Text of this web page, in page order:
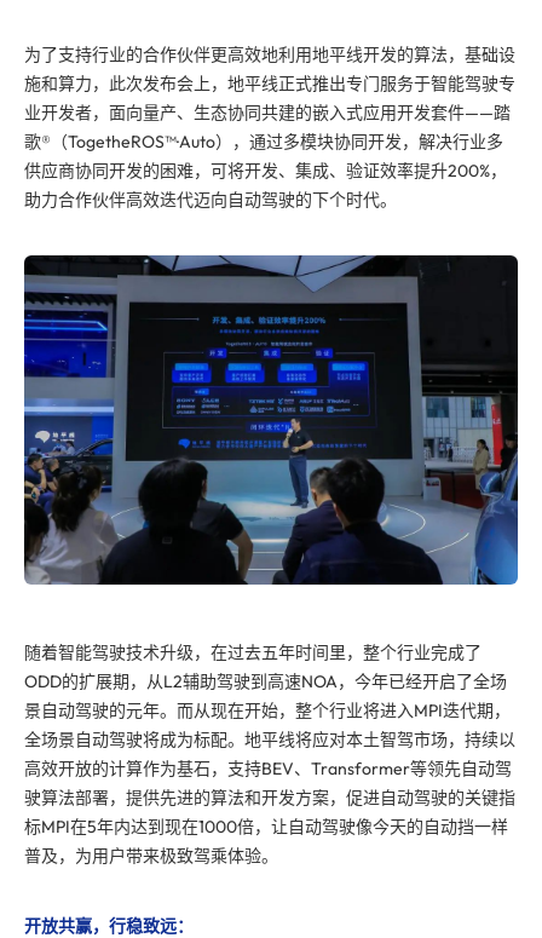
为了支持行业的合作伙伴更高效地利用地平线开发的算法，基础设
施和算力，此次发布会上，地平线正式推出专门服务于智能驾驶专
业开发者，面向量产、生态协同共建的嵌入式应用开发套件——踏
歌®（TogetheROS™·Auto），通过多模块协同开发，解决行业多
供应商协同开发的困难，可将开发、集成、验证效率提升200%，
助力合作伙伴高效迭代迈向自动驾驶的下个时代。
随着智能驾驶技术升级，在过去五年时间里，整个行业完成了
ODD的扩展期，从L2辅助驾驶到高速NOA，今年已经开启了全场
景自动驾驶的元年。而从现在开始，整个行业将进入MPI迭代期，
全场景自动驾驶将成为标配。地平线将应对本土智驾市场，持续以
高效开放的计算作为基石，支持BEV、Transformer等领先自动驾
驶算法部署，提供先进的算法和开发方案，促进自动驾驶的关键指
标MPI在5年内达到现在1000倍，让自动驾驶像今天的自动挡一样
普及，为用户带来极致驾乘体验。
开放共赢，行稳致远：